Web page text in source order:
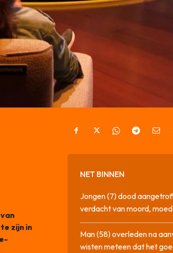
te zijn in
NET BINNEN
Jongen (7) dood
verdacht van moord,
Man (58) overleden na
wisten meteen dat het